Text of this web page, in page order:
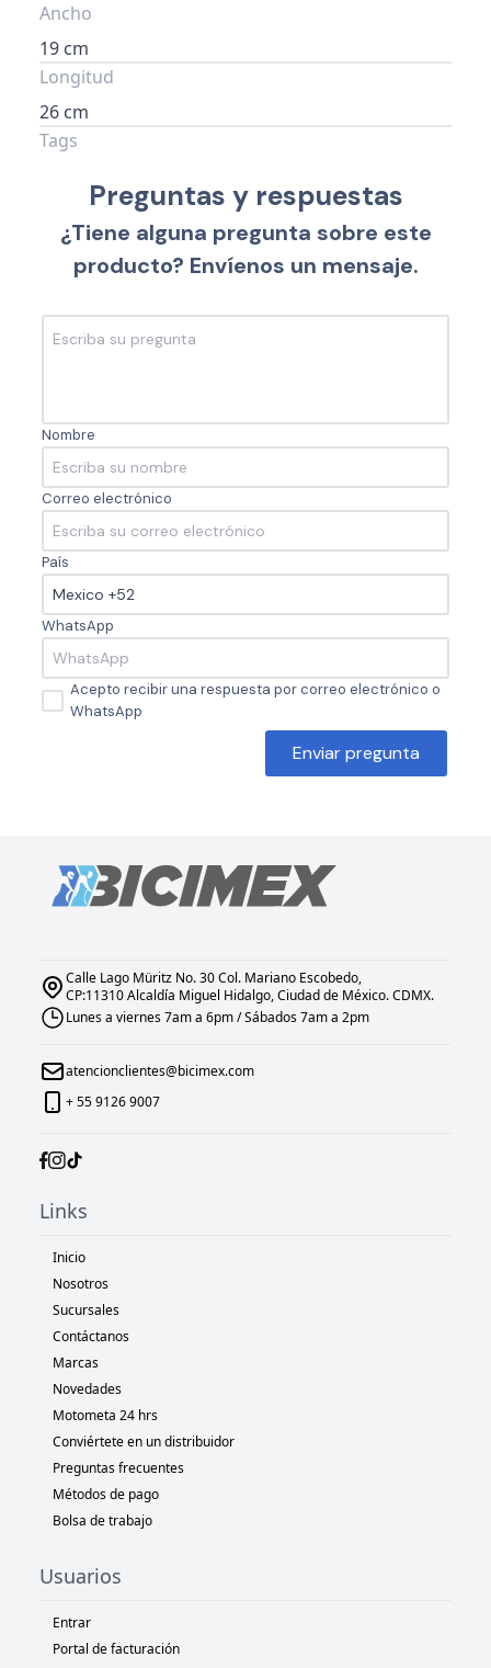
Ancho
19 cm
Longitud
26 cm
Tags
Preguntas y respuestas
¿Tiene alguna pregunta sobre este
producto? Envíenos un mensaje.
Nombre
Correo electrónico
País
WhatsApp
Acepto recibir una respuesta por correo electrónico o
WhatsApp
Enviar pregunta
Calle Lago Müritz No. 30 Col. Mariano Escobedo,
CP:11310 Alcaldía Miguel Hidalgo, Ciudad de México. CDMX.
Lunes a viernes 7am a 6pm / Sábados 7am a 2pm
atencionclientes@bicimex.com
+ 55 9126 9007
Links
Inicio
Nosotros
Sucursales
Contáctanos
Marcas
Novedades
Motometa 24 hrs
Conviértete en un distribuidor
Preguntas frecuentes
Métodos de pago
Bolsa de trabajo
Usuarios
Entrar
Portal de facturación